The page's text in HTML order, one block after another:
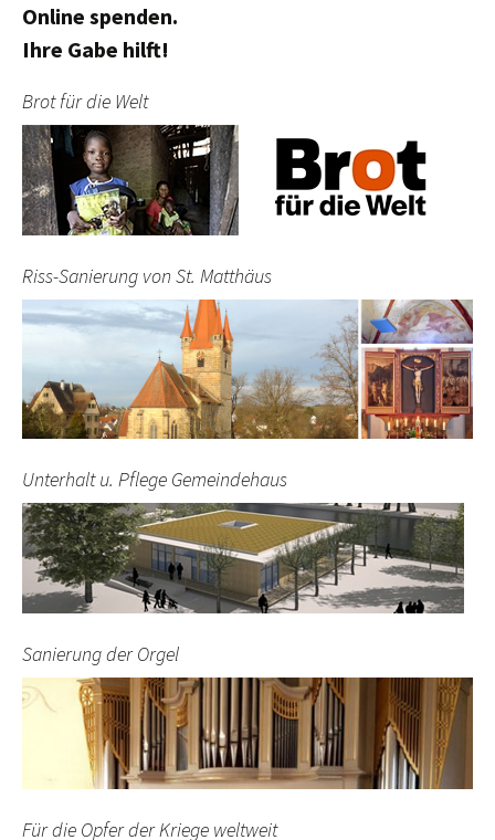
Online spenden.
Ihre Gabe hilft!
Brot für die Welt
Riss-Sanierung von St. Matthäus
Unterhalt u. Pflege Gemeindehaus
Sanierung der Orgel
Für die Opfer der Kriege weltweit